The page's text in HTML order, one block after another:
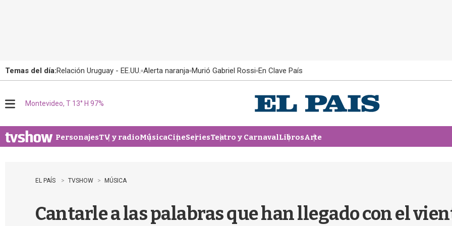
Temas del día:Relación Uruguay - EE.UU. Alerta naranja Murió Gabriel Rossi En Clave País
u
Montevideo, T 13° H 97%
PersonajesTV y radioMúsicaCineSeriesTeatro y CarnavalLibrosArte
EL PAÍS TVSHOW MÚSICA
Cantarle a las palabras que han llegado con el